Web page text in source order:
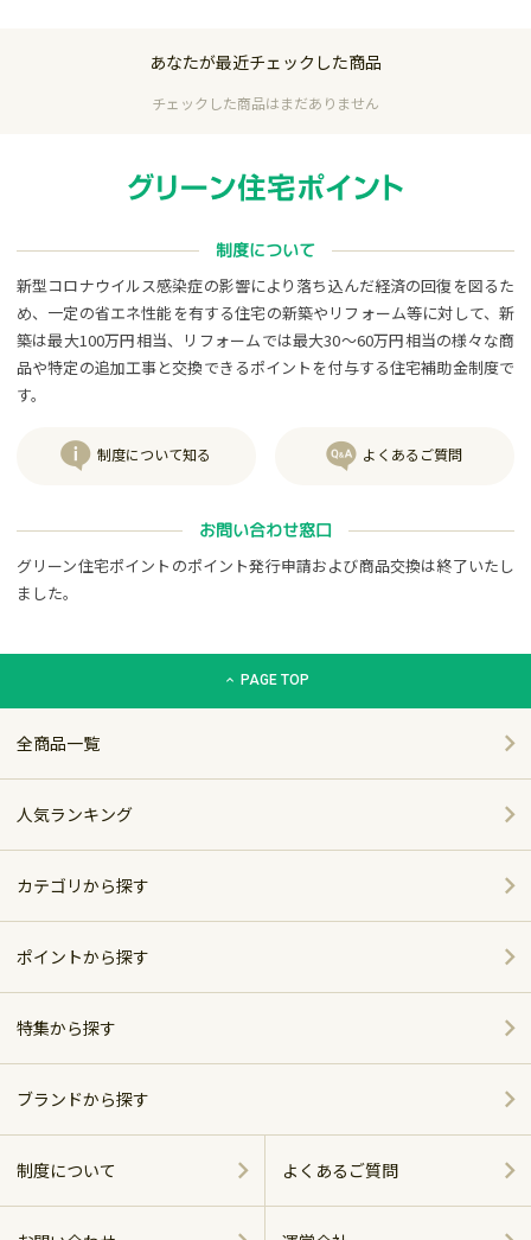
あなたが最近チェックした商品
チェックした商品はまだありません
制度について
新型コロナウイルス感染症の影響により落ち込んだ経済の回復を図るた
め、一定の省エネ性能を有する住宅の新築やリフォーム等に対して、新
築は最大100万円相当、リフォームでは最大30～60万円相当の様々な商
品や特定の追加工事と交換できるポイントを付与する住宅補助金制度で
す。
制度について知る よくあるご質問
お問い合わせ窓口
グリーン住宅ポイントのポイント発行申請および商品交換は終了いたし
ました。
グリーン住宅ポイント交換商品カタログサイト「エコdeギフ
PAGE TOP
全商品一覧
人気ランキング
カテゴリから探す
家電
家具・インテリア
ホーム＆キッチン
アウトドア・スポーツ
ポイントから探す
～5,000pt
5,001～10,000pt
10,001～20,000pt
特集から探す
ポイント別おすすめ商品
おしゃれで便利なキッチンアイテム
ブランドから探す
シャープ
制度について よくあるご質問